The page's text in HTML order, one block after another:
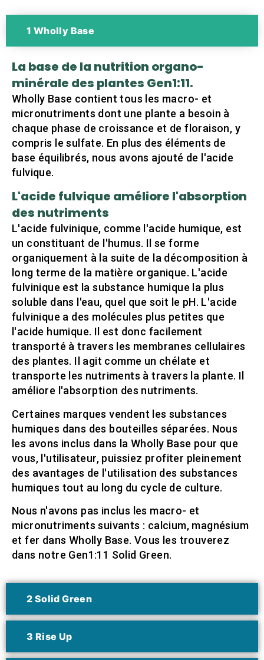
1 Wholly Base
2 Solid Green
3 Rise Up
La base de la nutrition organo-
minérale des plantes Gen1:11.
Wholly Base contient tous les macro- et
micronutriments dont une plante a besoin à
chaque phase de croissance et de floraison, y
compris le sulfate. En plus des éléments de
base équilibrés, nous avons ajouté de l'acide
fulvique.
L'acide fulvique améliore l'absorption
des nutriments
L'acide fulvinique, comme l'acide humique, est
un constituant de l'humus. Il se forme
organiquement à la suite de la décomposition à
long terme de la matière organique. L'acide
fulvinique est la substance humique la plus
soluble dans l'eau, quel que soit le pH. L'acide
fulvinique a des molécules plus petites que
l'acide humique. Il est donc facilement
transporté à travers les membranes cellulaires
des plantes. Il agit comme un chélate et
transporte les nutriments à travers la plante. Il
améliore l'absorption des nutriments.
Certaines marques vendent les substances
humiques dans des bouteilles séparées. Nous
les avons inclus dans la Wholly Base pour que
vous, l'utilisateur, puissiez profiter pleinement
des avantages de l'utilisation des substances
humiques tout au long du cycle de culture.
Nous n'avons pas inclus les macro- et
micronutriments suivants : calcium, magnésium
et fer dans Wholly Base. Vous les trouverez
dans notre Gen1:11 Solid Green.